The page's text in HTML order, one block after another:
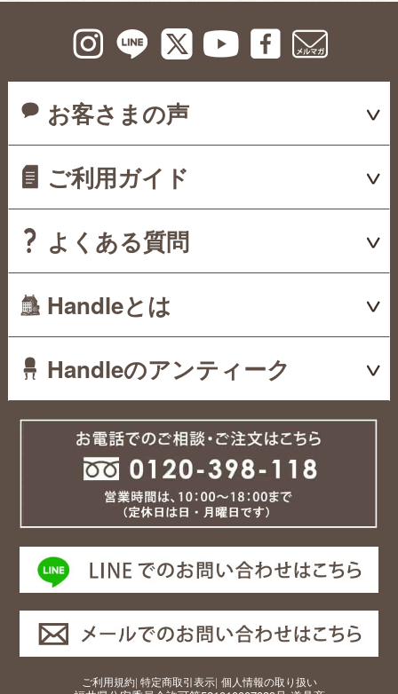
お客さまの声
ご利用ガイド
よくある質問
Handleとは
Handleのアンティーク
ご利用規約| 特定商取引表示| 個人情報の取り扱い